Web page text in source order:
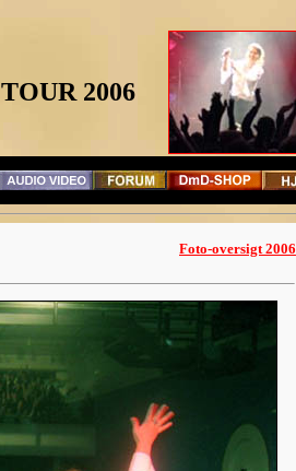
TOUR 2006
Foto-oversigt 2006